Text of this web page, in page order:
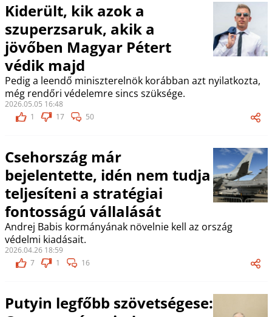
Kiderült, kik azok a
szuperzsaruk, akik a
jövőben Magyar Pétert
védik majd
Pedig a leendő miniszterelnök korábban azt nyilatkozta,
még rendőri védelemre sincs szüksége.
2026.05.05 16:48
1
17 50
Csehország már
bejelentette, idén nem tudja
teljesíteni a stratégiai
fontosságú vállalását
Andrej Babis kormányának növelnie kell az ország
védelmi kiadásait.
2026.04.26 18:59
7
1 16
Putyin legfőbb szövetségese: